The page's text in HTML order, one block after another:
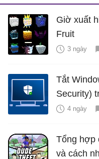
Giờ xuất
Fruit
3 ngày
Tắt
Security)
4 ngày
Tổng hợp
và cách